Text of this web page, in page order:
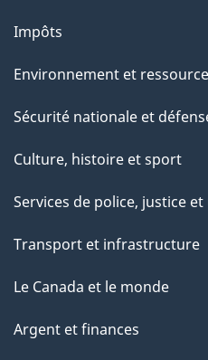
Impôts
Environnement et
Sécurité nationale et
Culture, histoire et sport
Services de police, justice
Transport et infrastructure
Le Canada et le monde
Argent et finances